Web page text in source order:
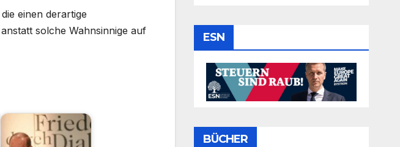
einen derartige
solche Wahnsinnige auf
ESN
BÜCHER